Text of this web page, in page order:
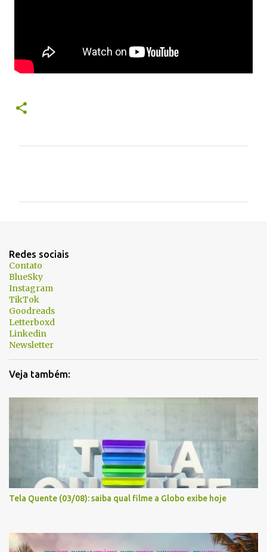
á
r
i
o
s
Redes sociais
Contato
BlueSky
Instagram
TikTok
Goodreads
Letterboxd
Linkedin
Newsletter
Veja também:
Tela Quente (03/08): saiba qual filme a Globo exibe hoje